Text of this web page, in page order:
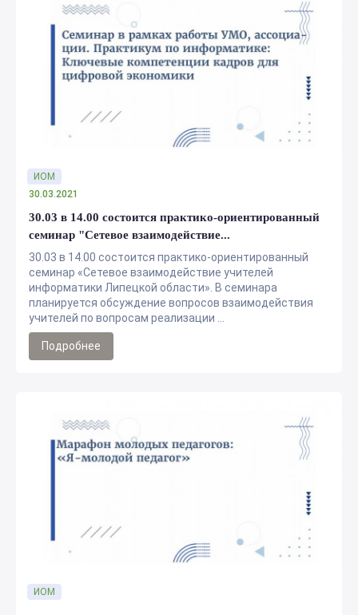
30.03 в 14.00 состоится практико-ориентированный
семинар "Сетевое взаимодействие...
30.03 в 14.00 состоится практико-ориентированный
семинар «Сетевое взаимодействие учителей
информатики Липецкой области». В семинара
планируется обсуждение вопросов взаимодействия
учителей по вопросам реализации ...
ИОМ
30.03.2021
Подробнее
ИОМ